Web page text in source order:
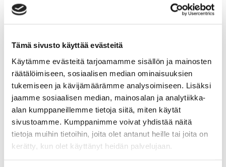
Tämä sivusto käyttää evästeitä
Käytämme evästeitä tarjoamamme sisällön ja mainosten
räätälöimiseen, sosiaalisen median ominaisuuksien
tukemiseen ja kävijämäärämme analysoimiseen. Lisäksi
jaamme sosiaalisen median, mainosalan ja analytiikka-
alan kumppaneillemme tietoja siitä, miten käytät
sivustoamme. Kumppanimme voivat yhdistää näitä
tietoja muihin tietoihin, joita olet antanut heille tai joita on
kerätty, kun olet käyttänyt heidän palvelujaan.
kolmannelle osapuolelle
markkinointitarkoituksiin.
henkilötietojen käsittelyssä palveluntarjoajia,
pääsy henkilötietoihisi. Näiden
palveluntarjoajien kanssa olemme tehneet
tietosuoja-asetuksen edellytysten mukaisen
sopimuksen.
Markkinointirekisterin tietojen käsittelyssä
voimme käyttää ulkopuolisia palveluntarjoajia
Rekisterinpitäjä vastaa siitä, että palvelun
tarjoaja käsittelee luovutettuja henkilötietoja